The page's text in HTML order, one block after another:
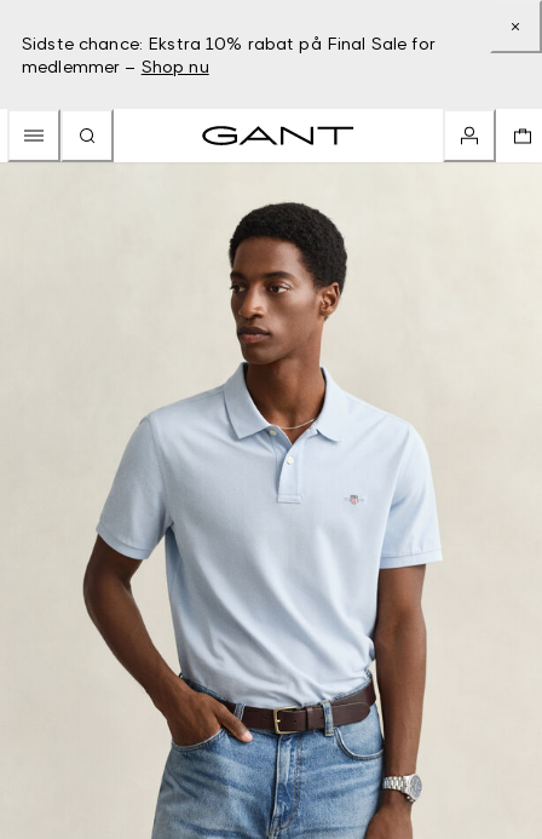
Sidste chance: Ekstra 10% rabat på Final Sale for
medlemmer – Shop nu